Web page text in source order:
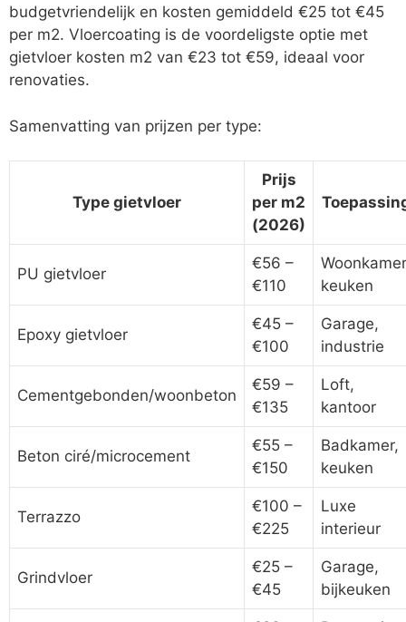
budgetvriendelijk en kosten gemiddeld €25 tot €45
per m2. Vloercoating is de voordeligste optie met
gietvloer kosten m2 van €23 tot €59, ideaal voor
renovaties.
Samenvatting van prijzen per type:
Type gietvloer
Prijs
per m2
(2026)
PU gietvloer
€56 –
€110
keuken
Epoxy gietvloer
€45 –
€100
Garage,
industrie
Cementgebonden/woonbeton
€59 –
€135
Loft,
kantoor
Beton ciré/microcement
€55 –
€150
Badkamer,
keuken
Terrazzo
€100 –
€225
Luxe
interieur
Grindvloer
€25 –
€45
Garage,
bijkeuken